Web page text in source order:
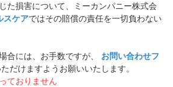
た損害について、ミーカンパニー株式会
スケアではその賠償の責任を一切負わない
合には、お手数ですが、
お問い合わせフ
だけますようお願いいたします。
ておりません